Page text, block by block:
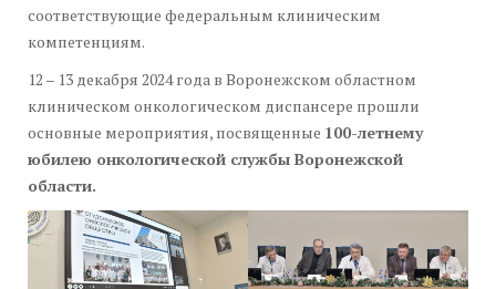
соответствующие федеральным клиническим
компетенциям.
12 – 13 декабря 2024 года в Воронежском областном
клиническом онкологическом диспансере прошли
основные мероприятия, посвященные 100-летнему
юбилею онкологической службы Воронежской
области.